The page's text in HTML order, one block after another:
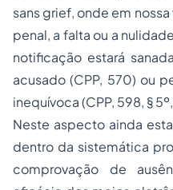
sans grief, onde em
penal, a falta ou a
notificação estará
acusado (CPP, 570) ou
inequívoca (CPP, 598, §
Neste aspecto ainda
dentro da sistemática
comprovação de